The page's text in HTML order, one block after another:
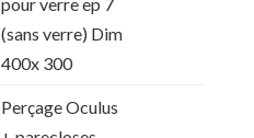
(sans verre) Dim
400x 300
Perçage Oculus